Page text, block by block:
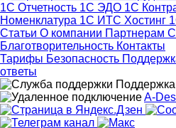
1С Отчетность 1С ЭДО 1С
Номенклатура 1С ИТС Хостинг
Статьи О компании Партнерам
Благотворительность Контакты
Тарифы Безопасность
ответы
A-